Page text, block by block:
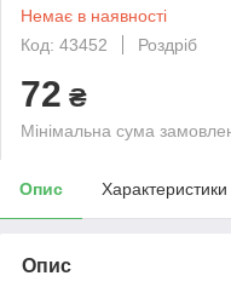
Немає в наявності
Код: 43452
Роздріб
72 ₴
Мінімальна сума
Опис Характеристики
Опис